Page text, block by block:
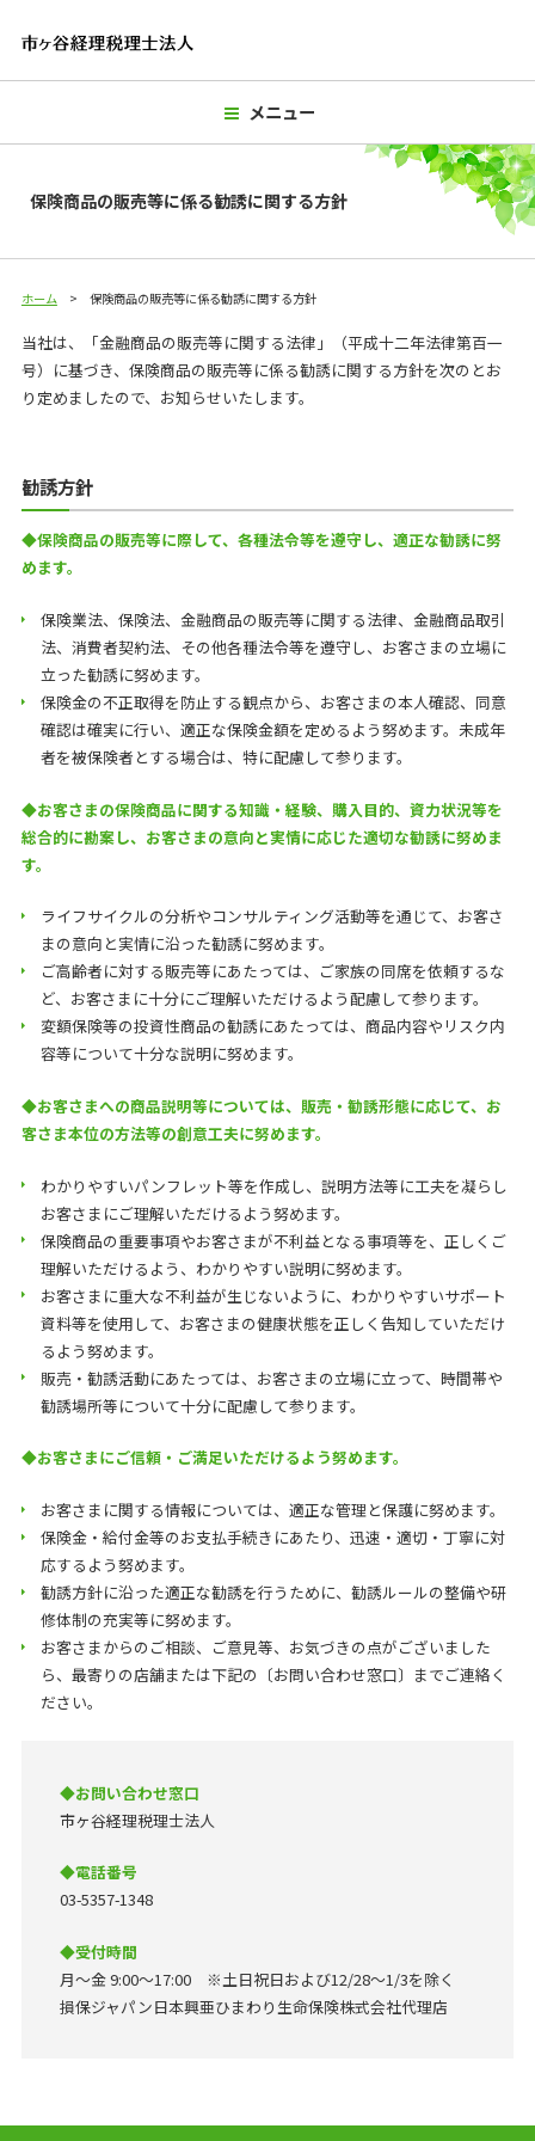
メニュー
保険商品の販売等に係る勧誘に関する方針
ホーム 保険商品の販売等に係る勧誘に関する方針
当社は、「金融商品の販売等に関する法律」（平成十二年法律第百一
号）に基づき、保険商品の販売等に係る勧誘に関する方針を次のとお
り定めましたので、お知らせいたします。
勧誘方針
◆保険商品の販売等に際して、各種法令等を遵守し、適正な勧誘に努
めます。
保険業法、保険法、金融商品の販売等に関する法律、金融商品取引
法、消費者契約法、その他各種法令等を遵守し、お客さまの立場に
立った勧誘に努めます。
保険金の不正取得を防止する観点から、お客さまの本人確認、同意
確認は確実に行い、適正な保険金額を定めるよう努めます。未成年
者を被保険者とする場合は、特に配慮して参ります。
◆お客さまの保険商品に関する知識・経験、購入目的、資力状況等を
総合的に勘案し、お客さまの意向と実情に応じた適切な勧誘に努めま
す。
ライフサイクルの分析やコンサルティング活動等を通じて、お客さ
まの意向と実情に沿った勧誘に努めます。
ご高齢者に対する販売等にあたっては、ご家族の同席を依頼するな
ど、お客さまに十分にご理解いただけるよう配慮して参ります。
変額保険等の投資性商品の勧誘にあたっては、商品内容やリスク内
容等について十分な説明に努めます。
◆お客さまへの商品説明等については、販売・勧誘形態に応じて、お
客さま本位の方法等の創意工夫に努めます。
わかりやすいパンフレット等を作成し、説明方法等に工夫を凝らし
お客さまにご理解いただけるよう努めます。
保険商品の重要事項やお客さまが不利益となる事項等を、正しくご
理解いただけるよう、わかりやすい説明に努めます。
お客さまに重大な不利益が生じないように、わかりやすいサポート
資料等を使用して、お客さまの健康状態を正しく告知していただけ
るよう努めます。
販売・勧誘活動にあたっては、お客さまの立場に立って、時間帯や
勧誘場所等について十分に配慮して参ります。
◆お客さまにご信頼・ご満足いただけるよう努めます。
お客さまに関する情報については、適正な管理と保護に努めます。
保険金・給付金等のお支払手続きにあたり、迅速・適切・丁寧に対
応するよう努めます。
勧誘方針に沿った適正な勧誘を行うために、勧誘ルールの整備や研
修体制の充実等に努めます。
お客さまからのご相談、ご意見等、お気づきの点がございました
ら、最寄りの店舗または下記の〔お問い合わせ窓口〕までご連絡く
ださい。
◆お問い合わせ窓口
市ヶ谷経理税理士法人
◆電話番号
03-5357-1348
◆受付時間
月～金 9:00～17:00 ※土日祝日および12/28～1/3を除く
損保ジャパン日本興亜ひまわり生命保険株式会社代理店